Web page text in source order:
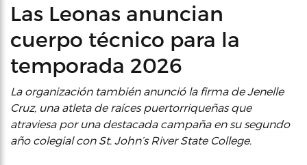
Las Leonas anuncian
cuerpo técnico para la
temporada 2026
La organización también anunció la firma de Jenelle
Cruz, una atleta de raíces puertorriqueñas que
atraviesa por una destacada campaña en su segundo
año colegial con St. John’s River State College.